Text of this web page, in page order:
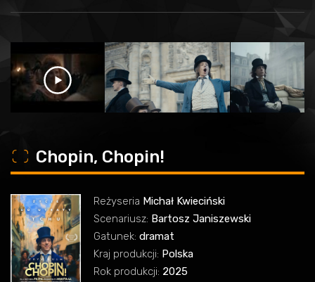
o Chopin, Chopin!
Reżyseria Michał Kwieciński
Scenariusz: Bartosz Janiszewski
Gatunek: dramat
Kraj produkcji: Polska
Rok produkcji: 2025